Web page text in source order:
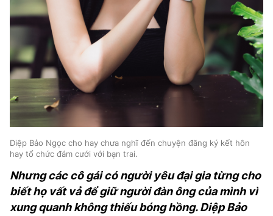
Diệp Bảo Ngọc cho hay chưa nghĩ đến chuyện đăng ký kết hôn
hay tổ chức đám cưới với bạn trai.
Nhưng các cô gái có người yêu đại gia từng cho
biết họ vất vả để giữ người đàn ông của mình vì
xung quanh không thiếu bóng hồng. Diệp Bảo